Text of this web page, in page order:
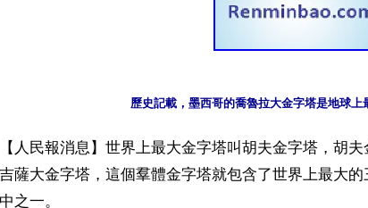
歷史記載，墨西哥的喬魯拉大金字塔是地球上
【人民報消息】世界上最大金字塔叫胡夫金字塔，胡
吉薩大金字塔，這個羣體金字塔就包含了世界上最大
中之一。